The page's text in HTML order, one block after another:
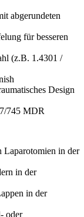
abgerundeten
für besseren
(z.B. 1.4301 /
Design
745 MDR
Laparotomien in der
in der
in der
oder